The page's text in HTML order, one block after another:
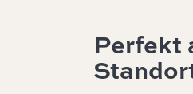
Perfekt